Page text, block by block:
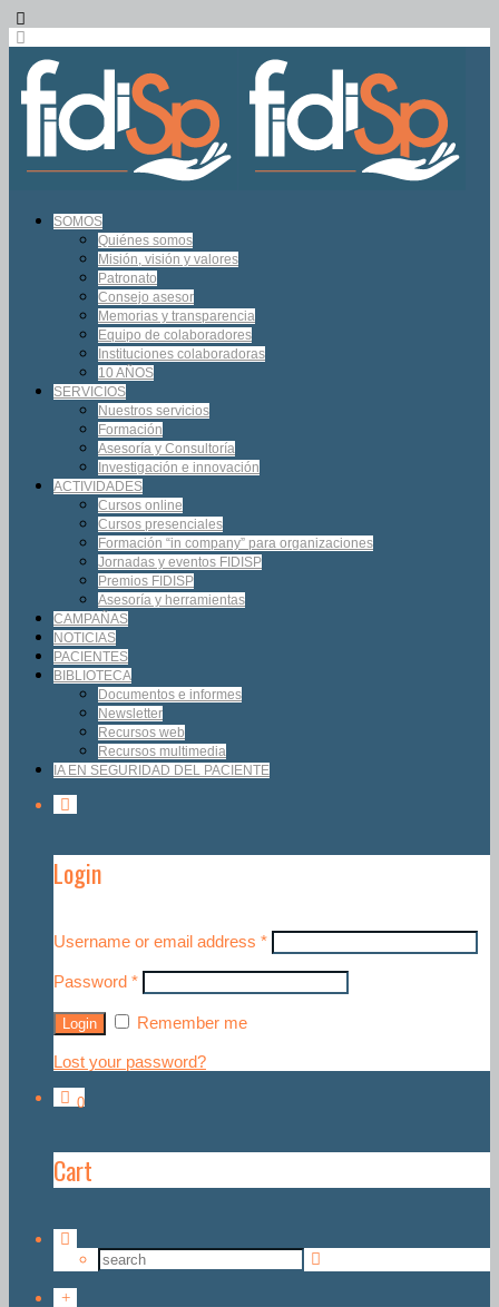
SOMOS
Quiénes somos
Misión, visión y valores
Patronato
Consejo asesor
Memorias y transparencia
Equipo de colaboradores
Instituciones colaboradoras
10 AÑOS
SERVICIOS
Nuestros servicios
Formación
Asesoría y Consultoría
Investigación e innovación
ACTIVIDADES
Cursos online
Cursos presenciales
Formación “in company” para organizaciones
Jornadas y eventos FIDISP
Premios FIDISP
Asesoría y herramientas
CAMPAÑAS
NOTICIAS
PACIENTES
BIBLIOTECA
Documentos e informes
Newsletter
Recursos web
Recursos multimedia
IA EN SEGURIDAD DEL PACIENTE
Login
Username or email address *
Password *
Remember me
Lost your password?
0
Cart